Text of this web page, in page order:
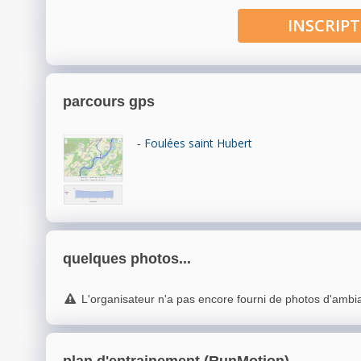
parcours gps
- Foulées saint Hubert
quelques photos...
L'organisateur n'a pas encore fourni de photos